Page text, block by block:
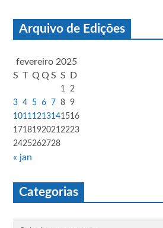
Arquivo de Edições
fevereiro 2025
S T Q Q S S D
1
2
3 4 5 6 7 8 9
1011 1213141516
1718192021 2223
2425262728
« jan
Categorias